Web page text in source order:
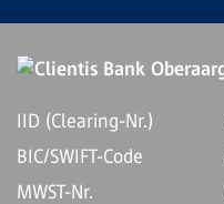
IID (Clearing-Nr.)
BIC/SWIFT-Code
MWST-Nr.